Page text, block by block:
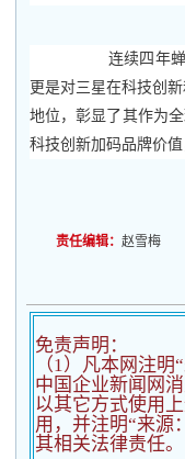
连续四年
更是对三星在科技创
地位，彰显了其作为
科技创新加码品牌价
责任编辑： 赵雪梅
免责声明：
（1）凡本网注
中国企业新闻网
以其它方式使用
用，并注明“来源
其相关法律责任。